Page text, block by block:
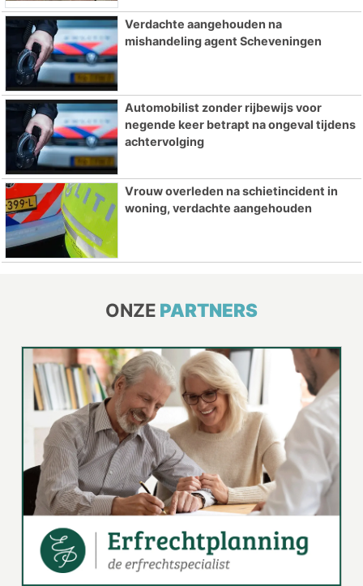
Verdachte aangehouden na
mishandeling agent Scheveningen
Automobilist zonder rijbewijs voor
negende keer betrapt na ongeval tijdens
achtervolging
Vrouw overleden na schietincident in
woning, verdachte aangehouden
ONZE PARTNERS